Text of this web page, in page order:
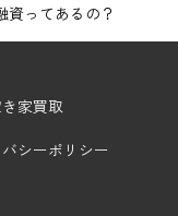
資ってあるの？
家買取
シーポリシー